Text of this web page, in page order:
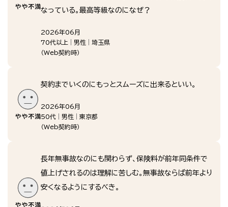
なっている。最高等級なのになぜ？
2026年06月
70代以上
男性
埼玉県
（Web契約時）
契約までいくのにもっとスムーズに出来るといい。
2026年06月
50代
男性
東京都
（Web契約時）
長年無事故なのにも関わらず、保険料が前年同条件で
値上げされるのは理解に苦しむ。無事故ならば前年より
安くなるようにするべき。